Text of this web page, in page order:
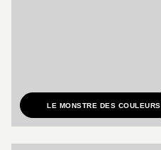
LE MONSTRE DES COULEURS